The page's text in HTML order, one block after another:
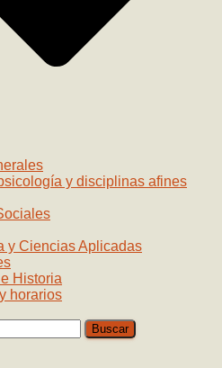
y disciplinas afines
y Ciencias Aplicadas
Historia
horarios